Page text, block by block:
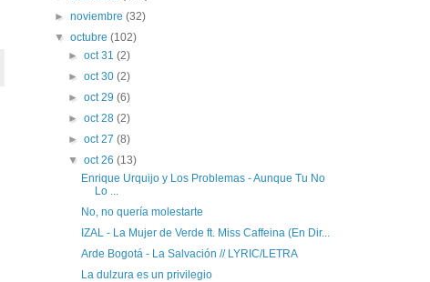
►noviembre(32)
▼octubre(102)
► oct 31 (2)
► oct 30 (2)
► oct 29 (6)
► oct 28 (2)
► oct 27 (8)
▼ oct 26 (13)
Enrique Urquijo y Los Problemas - Aunque Tu No
Lo ...
No, no quería molestarte
IZAL - La Mujer de Verde ft. Miss Caffeina (En Dir...
Arde Bogotá - La Salvación // LYRIC/LETRA
La dulzura es un privilegio